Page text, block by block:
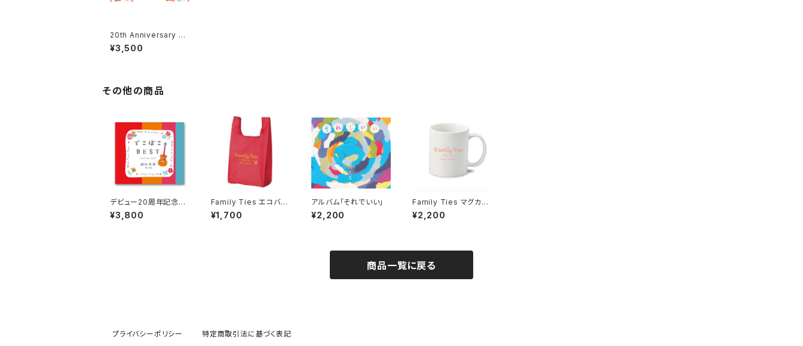
20th Anniversary Li
ve 2025 フェイスタオ
ル
¥3,500
その他の商品
デビュー20周年記念ベ
ストアルバム 「でこぼこ
BEST」
¥3,800
Family Ties エコバッ
グ
¥1,700
アルバム「それでいい」
¥2,200
Family Ties マグカッ
プ
¥2,200
商品一覧に戻る
プライバシーポリシー 特定商取引法に基づく表記